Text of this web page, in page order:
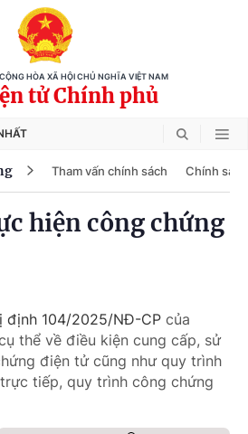
HÒA XÃ HỘI CHỦ NGHĨA VIỆT NAM
tử Chính phủ
Tham vấn chính sách Chính
hiện công chứng
định 104/2025/NĐ-CP của
thể về điều kiện cung cấp, sử
điện tử cũng như quy trình
tiếp, quy trình công chứng